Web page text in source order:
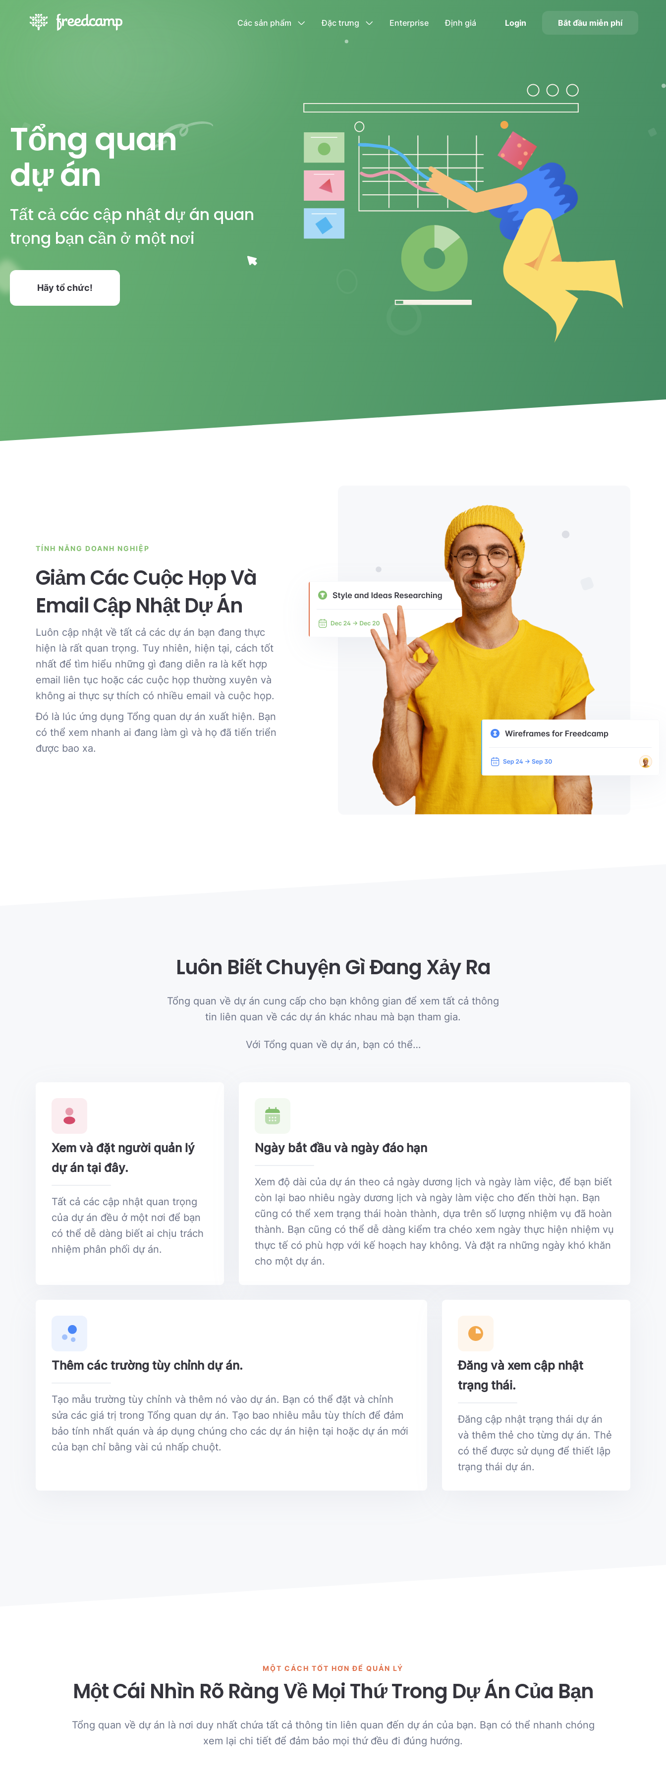
Các sản phẩm Đặc trưng Enterprise Định giá Login Bắt đầu miễn phí
Tổng quan
dự án
Tất cả các cập nhật dự án quan
trọng bạn cần ở một nơi
Hãy tổ chức!
TÍNH NĂNG DOANH NGHIỆP
Giảm Các Cuộc Họp Và
Email Cập Nhật Dự Án
Luôn cập nhật về tất cả các dự án bạn đang thực
hiện là rất quan trọng. Tuy nhiên, hiện tại, cách tốt
nhất để tìm hiểu những gì đang diễn ra là kết hợp
email liên tục hoặc các cuộc họp thường xuyên và
không ai thực sự thích có nhiều email và cuộc họp.
Đó là lúc ứng dụng Tổng quan dự án xuất hiện. Bạn
có thể xem nhanh ai đang làm gì và họ đã tiến triển
được bao xa.
Luôn Biết Chuyện Gì Đang Xảy Ra
Tổng quan về dự án cung cấp cho bạn không gian để xem tất cả thông
tin liên quan về các dự án khác nhau mà bạn tham gia.
Với Tổng quan về dự án, bạn có thể…
Xem và đặt người quản lý
dự án tại đây.
Tất cả các cập nhật quan trọng
của dự án đều ở một nơi để bạn
có thể dễ dàng biết ai chịu trách
nhiệm phân phối dự án.
Ngày bắt đầu và ngày đáo hạn
Xem độ dài của dự án theo cả ngày dương lịch và ngày làm việc, để bạn biết
còn lại bao nhiêu ngày dương lịch và ngày làm việc cho đến thời hạn. Bạn
cũng có thể xem trạng thái hoàn thành, dựa trên số lượng nhiệm vụ đã hoàn
thành. Bạn cũng có thể dễ dàng kiểm tra chéo xem ngày thực hiện nhiệm vụ
thực tế có phù hợp với kế hoạch hay không. Và đặt ra những ngày khó khăn
cho một dự án.
Thêm các trường tùy chỉnh dự án.
Tạo mẫu trường tùy chỉnh và thêm nó vào dự án. Bạn có thể đặt và chỉnh
sửa các giá trị trong Tổng quan dự án. Tạo bao nhiêu mẫu tùy thích để đảm
bảo tính nhất quán và áp dụng chúng cho các dự án hiện tại hoặc dự án mới
của bạn chỉ bằng vài cú nhấp chuột.
Đăng và xem cập nhật
trạng thái.
Đăng cập nhật trạng thái dự án
và thêm thẻ cho từng dự án. Thẻ
có thể được sử dụng để thiết lập
trạng thái dự án.
MỘT CÁCH TỐT HƠN ĐỂ QUẢN LÝ
Một Cái Nhìn Rõ Ràng Về Mọi Thứ Trong Dự Án Của Bạn
Tổng quan về dự án là nơi duy nhất chứa tất cả thông tin liên quan đến dự án của bạn. Bạn có thể nhanh chóng
xem lại chi tiết để đảm bảo mọi thứ đều đi đúng hướng.